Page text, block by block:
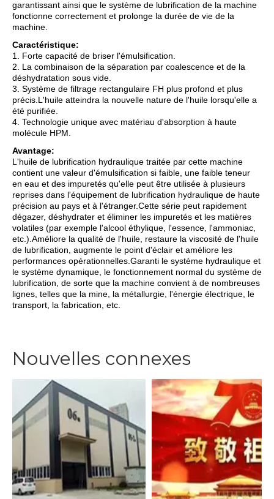
garantissant ainsi que le système de lubrification de la machine
fonctionne correctement et prolonge la durée de vie de la
machine.
Caractéristique:
1. Forte capacité de briser l'émulsification.
2. La combinaison de la séparation par coalescence et de la
déshydratation sous vide.
3. Système de filtrage rectangulaire FH plus profond et plus
précis.L'huile atteindra la nouvelle nature de l'huile lorsqu'elle a
été purifiée.
4. Technologie unique avec matériau d'absorption à haute
molécule HPM.
Avantage:
L'huile de lubrification hydraulique traitée par cette machine
contient une valeur d'émulsification si faible, une faible teneur
en eau et des impuretés qu'elle peut être utilisée à plusieurs
reprises dans l'équipement de lubrification hydraulique de haute
précision au pays et à l'étranger.Cette série peut rapidement
dégazer, déshydrater et éliminer les impuretés et les matières
volatiles (par exemple l'alcool éthylique, l'essence, l'ammoniac,
etc.).Améliore la qualité de l'huile, restaure la viscosité de l'huile
de lubrification, augmente le point d'éclair et améliore les
performances opérationnelles.Garanti le système hydraulique et
le système dynamique, le fonctionnement normal du système de
lubrification, de sorte que la machine convient à de nombreuses
lignes, telles que la mine, la métallurgie, l'énergie électrique, le
transport, la fabrication, etc.
Nouvelles connexes